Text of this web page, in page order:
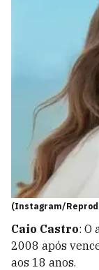
(Instagram/
Caio Castro: O
2008 após
aos 18 anos.